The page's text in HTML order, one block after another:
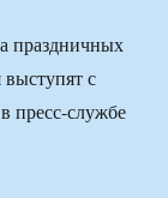
праздничных
с
пресс-службе